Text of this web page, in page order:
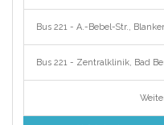
Bus 221 - A.-Bebel-Str.,
Bus 221 - Zentralklinik, Bad